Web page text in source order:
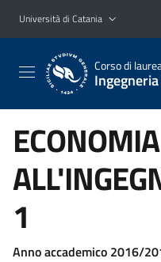
Vai al contenuto principale
Vai al menu di navigazione
Università di Catania
Corso di
1
Anno accademico 2016/